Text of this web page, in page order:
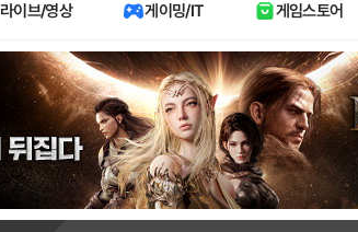
라이브/영상 게이밍/IT 게임스토어